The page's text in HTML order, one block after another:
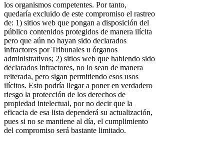
los organismos competentes. Por tanto,
quedaría excluido de este compromiso el rastreo
de: 1) sitios web que pongan a disposición del
público contenidos protegidos de manera ilícita
pero que aún no hayan sido declarados
infractores por Tribunales u órganos
administrativos; 2) sitios web que habiendo sido
declarados infractores, no lo sean de manera
reiterada, pero sigan permitiendo esos usos
ilícitos. Esto podría llegar a poner en verdadero
riesgo la protección de los derechos de
propiedad intelectual, por no decir que la
eficacia de esa lista dependerá su actualización,
pues si no se mantiene al día, el cumplimiento
del compromiso será bastante limitado.